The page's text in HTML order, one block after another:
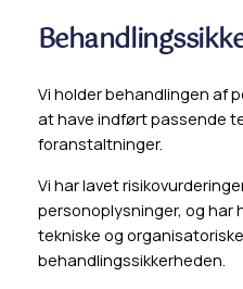
Vi holder behandlingen af
at have indført passende
foranstaltninger.
Vi har lavet
personoplysninger, og
tekniske og
behandlingssikkerheden.